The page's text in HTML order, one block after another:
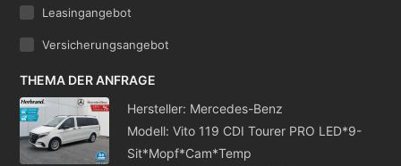
Leasingangebot
Versicherungsangebot
THEMA DER ANFRAGE
Hersteller: Mercedes-Benz
Modell: Vito 119 CDI Tourer PRO LED*9-
Sit*Mopf*Cam*Temp